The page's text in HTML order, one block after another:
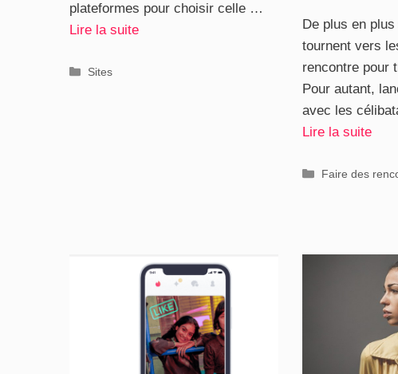
plateformes pour choisir celle …
Lire la suite
Catégories
Sites
De plus en
tournent vers
rencontre pour
Pour autant,
avec les
Lire la suite
Catégories
Faire des